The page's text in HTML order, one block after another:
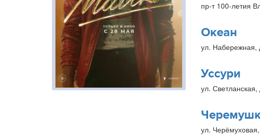
пр-т 100-летия
Океан
ул. Набережная,
Уссури
ул. Светланская,
ул.